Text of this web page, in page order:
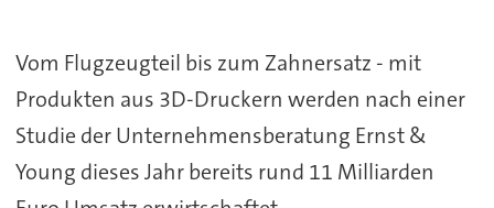
Vom Flugzeugteil bis zum Zahnersatz - mit
Produkten aus 3D-Druckern werden nach einer
Studie der Unternehmensberatung Ernst &
Young dieses Jahr bereits rund 11 Milliarden